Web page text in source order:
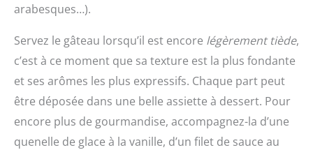
utilisation au micro-
ondes. Veillez à ne pas
utiliser d'objets
métalliques dans le
moule. ENTRETIEN :
Lavage à la main
uniquement avec une
éponge non-abrasive. Ne
arabesques…).
Servez le gâteau lorsqu’il est encore légèrement tiède,
c’est à ce moment que sa texture est la plus fondante
et ses arômes les plus expressifs. Chaque part peut
être déposée dans une belle assiette à dessert. Pour
encore plus de gourmandise, accompagnez-la d’une
quenelle de glace à la vanille, d’un filet de sauce au